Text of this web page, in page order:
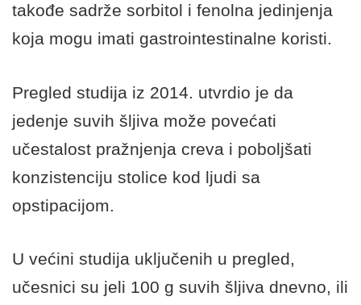
takođe sadrže sorbitol i fenolna jedinjenja
koja mogu imati gastrointestinalne koristi.
Pregled studija iz 2014. utvrdio je da
jedenje suvih šljiva može povećati
učestalost pražnjenja creva i poboljšati
konzistenciju stolice kod ljudi sa
opstipacijom.
U većini studija uključenih u pregled,
učesnici su jeli 100 g suvih šljiva dnevno, ili